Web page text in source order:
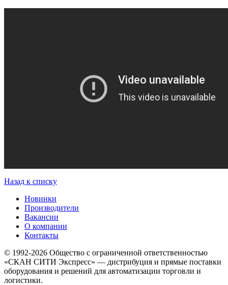
Назад к списку
Новинки
Производители
Вакансии
О компании
Контакты
© 1992-2026 Общество с ограниченной ответственностью
«СКАН СИТИ Экспресс» — дистрибуция и прямые поставки
оборудования и решений для автоматизации торговли и
логистики.